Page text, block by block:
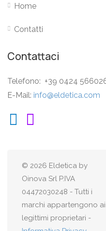
Home
Contatti
Contattaci
Telefono: +39 0424
E-Mail: info@eldetica.com
© 2026 Eldetica by
Oinova Srl P.IVA
04472030248 - Tutti i
marchi appartengono ai
legittimi proprietari -